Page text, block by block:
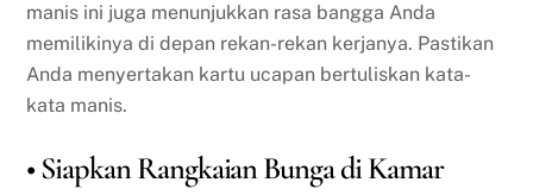
manis ini juga menunjukkan rasa bangga Anda
memilikinya di depan rekan-rekan kerjanya. Pastikan
Anda menyertakan kartu ucapan bertuliskan kata-
kata manis.
• Siapkan Rangkaian Bunga di Kamar